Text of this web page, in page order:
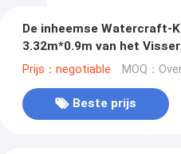
De inheemse Watercraft-
3.32m*0.9m van het
Prijs：negotiable MOQ：
Beste prijs